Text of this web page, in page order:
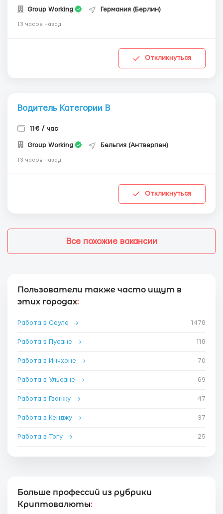
Group Working Германия (Берлин)
13 часов назад
Откликнуться
Водитель Категории В
11€ / час
Group Working Бельгия (Антверпен)
13 часов назад
Откликнуться
Все похожие вакансии
Пользователи также часто ищут в
этих городах:
Работа в Сеуле → 1478
Работа в Пусане → 118
Работа в Инчхоне → 70
Работа в Ульсане → 69
Работа в Гванжу → 47
Работа в Кенджу → 37
Работа в Тэгу → 25
Больше профессий из рубрики
Криптовалюты: